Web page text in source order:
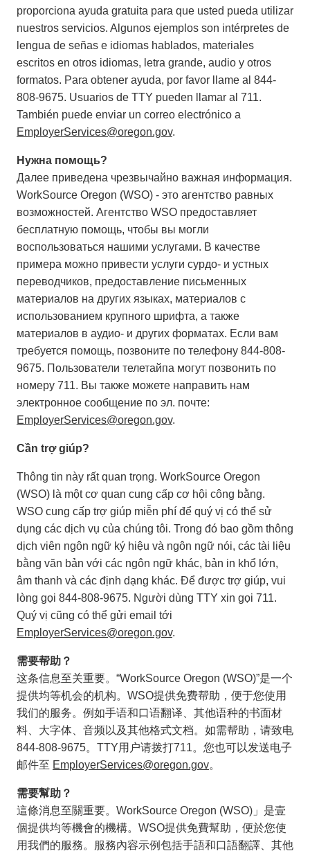
proporciona ayuda gratuita para que usted pueda utilizar
nuestros servicios. Algunos ejemplos son intérpretes de
lengua de señas e idiomas hablados, materiales
escritos en otros idiomas, letra grande, audio y otros
formatos. Para obtener ayuda, por favor llame al 844-
808-9675. Usuarios de TTY pueden llamar al 711.
También puede enviar un correo electrónico a
EmployerServices@oregon.gov.
Нужна помощь?
Далее приведена чрезвычайно важная информация.
WorkSource Oregon (WSO) - это агентство равных
возможностей. Агентство WSO предоставляет
бесплатную помощь, чтобы вы могли
воспользоваться нашими услугами. В качестве
примера можно привести услуги сурдо- и устных
переводчиков, предоставление письменных
материалов на других языках, материалов с
использованием крупного шрифта, а также
материалов в аудио- и других форматах. Если вам
требуется помощь, позвоните по телефону 844-808-
9675. Пользователи телетайпа могут позвонить по
номеру 711. Вы также можете направить нам
электронное сообщение по эл. почте:
EmployerServices@oregon.gov.
Cần trợ giúp?
Thông tin này rất quan trọng. WorkSource Oregon
(WSO) là một cơ quan cung cấp cơ hội công bằng.
WSO cung cấp trợ giúp miễn phí để quý vị có thể sử
dụng các dịch vụ của chúng tôi. Trong đó bao gồm thông
dịch viên ngôn ngữ ký hiệu và ngôn ngữ nói, các tài liệu
bằng văn bản với các ngôn ngữ khác, bản in khổ lớn,
âm thanh và các định dạng khác. Để được trợ giúp, vui
lòng gọi 844-808-9675. Người dùng TTY xin gọi 711.
Quý vị cũng có thể gửi email tới
EmployerServices@oregon.gov.
需要帮助？
这条信息至关重要。“WorkSource Oregon (WSO)”是一个
提供均等机会的机构。WSO提供免费帮助，便于您使用
我们的服务。例如手语和口语翻译、其他语种的书面材
料、大字体、音频以及其他格式文档。如需帮助，请致电
844-808-9675。TTY用户请拨打711。您也可以发送电子
邮件至 EmployerServices@oregon.gov。
需要幫助？
這條消息至關重要。WorkSource Oregon (WSO)」是壹
個提供均等機會的機構。WSO提供免費幫助，便於您使
用我們的服務。服務內容示例包括手語和口語翻譯、其他